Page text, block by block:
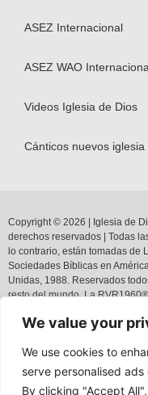
We value your
We use cookies to
serve personalised
By clicking "Accept
ASEZ Internacional
ASEZ WAO
Videos Iglesia de Dios
Cánticos nuevos iglesia
Copyright © 2026 | Iglesia de
derechos reservados | Todas
lo contrario, están tomadas de
Sociedades Bíblicas en
Unidas, 1988. Reservados
resto del mundo.LaRVR1960®
U.por la AmericanBible